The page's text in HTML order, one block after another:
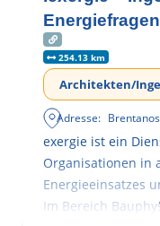
Energiefragen
254.13 km
Architekten/
Adresse:
exergie ist ein
Organisationen in
Energieeinsatzes
Im Bereich